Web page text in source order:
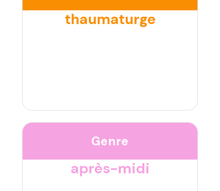
thaumaturge
Genre
après-midi